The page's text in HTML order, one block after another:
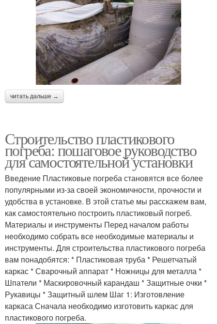
читать дальше →
Строительство пластикового
погреба: пошаговое руководство
для самостоятельной установки
Введение Пластиковые погреба становятся все более
популярными из-за своей экономичности, прочности и
удобства в установке. В этой статье мы расскажем вам,
как самостоятельно построить пластиковый погреб.
Материалы и инструменты Перед началом работы
необходимо собрать все необходимые материалы и
инструменты. Для строительства пластикового погреба
вам понадобятся: * Пластиковая труба * Решетчатый
каркас * Сварочный аппарат * Ножницы для металла *
Шпатели * Маскировочный карандаш * Защитные очки *
Рукавицы * Защитный шлем Шаг 1: Изготовление
каркаса Сначала необходимо изготовить каркас для
пластикового погреба.